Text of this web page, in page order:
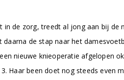
in de zorg, treedt al jong aan bij de
de stap naar het
nieuwe knieoperatie afgelopen
Haar been doet nog steeds even